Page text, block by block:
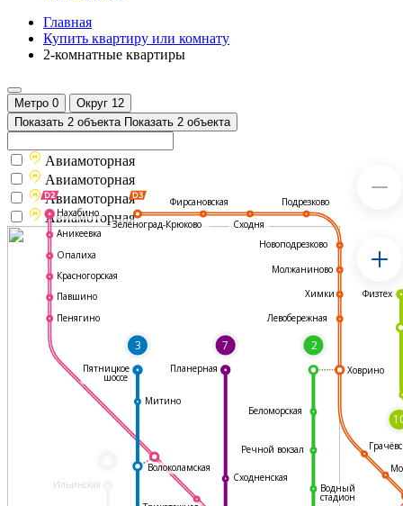
Главная
Купить квартиру или комнату
2-комнатные квартиры
Метро 0 Округ 12
Показать 2 объекта Показать 2 объекта
Ильинская
3 7 2
Фирсановская
Сходня
Подрезково
Новоподрезково
Молжаниново
Химки
Левобережная
Ховрино
Водный
стадион
Сходненская
Волоколамская
Митино
Нахабино
Аникеевка
Опалиха
Красногорская
Павшино
Пенягино
Пятницкое
шоссе
Планерная
Физтех
Речной вокзал
Беломорская
Зеленоград-Крюково
Авиамоторная
Авиамоторная
Авиамоторная
Авиамоторная